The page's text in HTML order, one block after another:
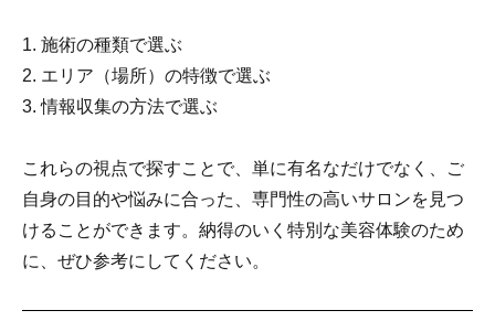
1. 施術の種類で選ぶ
2. エリア（場所）の特徴で選ぶ
3. 情報収集の方法で選ぶ
これらの視点で探すことで、単に有名なだけでなく、ご
自身の目的や悩みに合った、専門性の高いサロンを見つ
けることができます。納得のいく特別な美容体験のため
に、ぜひ参考にしてください。